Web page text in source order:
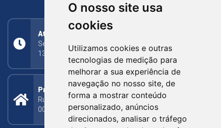
O nosso site usa
cookies
Utilizamos cookies e outras
tecnologias de medição para
melhorar a sua experiência de
navegação no nosso site, de
forma a mostrar conteúdo
personalizado, anúncios
direcionados, analisar o tráfego
Atendimento
Segunda a Sexta: 8h às 11h30min (manhã);
13h30min às 17h (tarde)
Prefeitura Municipal
Rua Silva Jardim, 505 - Bairro Centro - CEP: 95340-
000